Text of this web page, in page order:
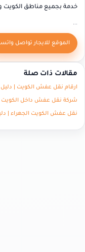
خدمة بجميع مناطق
...
الموقع للايجار تواصل
مقالات ذات صلة
ارقام نقل عفش الكويت | دليل
شركة نقل عفش داخل الكويت |
نقل عفش الكويت الجهراء |